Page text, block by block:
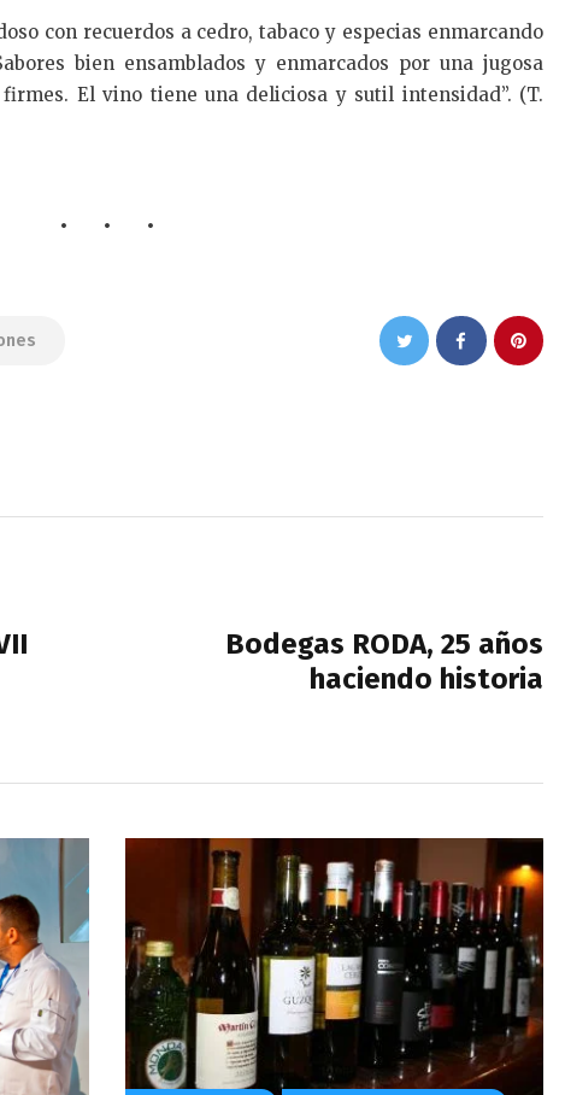
con recuerdos a cedro, tabaco y especias enmarcando
bien ensamblados y enmarcados por una jugosa
El vino tiene una deliciosa y sutil intensidad”. (T.
Bodegas RODA, 25 años
haciendo historia